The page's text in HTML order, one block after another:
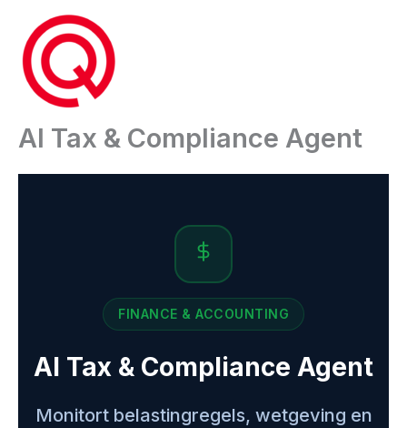
inhoud
AI Tax & Compliance Agent
FINANCE & ACCOUNTING
AI Tax & Compliance Agent
Monitort belastingregels, wetgeving en